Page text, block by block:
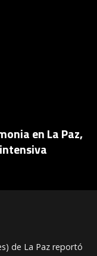
en La Paz,
de La Paz reportó